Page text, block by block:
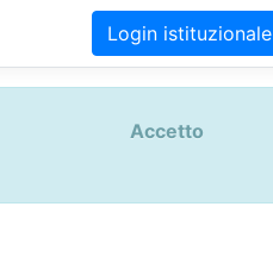
Login istituzionale
Accetto